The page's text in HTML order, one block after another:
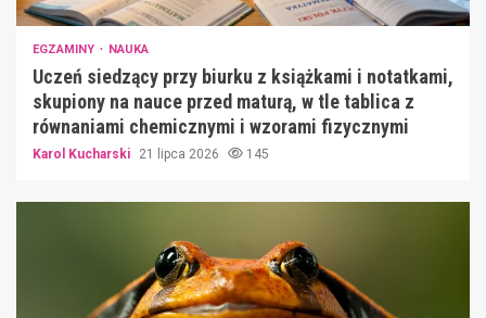
EGZAMINY NAUKA
Uczeń siedzący przy biurku z książkami i notatkami,
skupiony na nauce przed maturą, w tle tablica z
równaniami chemicznymi i wzorami fizycznymi
Karol Kucharski 21 lipca 2026 145